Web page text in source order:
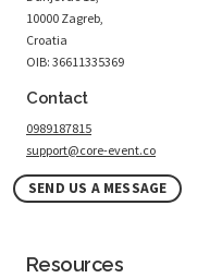
10000 Zagreb,
Croatia
OIB: 36611335369
Contact
0989187815
support@core-event.co
SEND US A MESSAGE
Resources